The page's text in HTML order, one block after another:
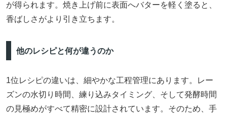
が得られます。焼き上げ前に表面へバターを軽く塗ると、
香ばしさがより引き立ちます。
他のレシピと何が違うのか
1位レシピの違いは、細やかな工程管理にあります。レー
ズンの水切り時間、練り込みタイミング、そして発酵時間
の見極めがすべて精密に設計されています。そのため、手